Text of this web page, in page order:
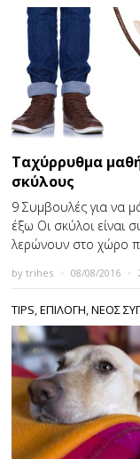
Ταχύρρυθμα
σκύλους
9 Συμβουλές για να
έξω Οι σκύλοι είναι
λερώνουν στο χώρο
bytrihes 08/08/2016
TIPS,ΕΠΙΛΟΓΗ,ΝΕΟΣ